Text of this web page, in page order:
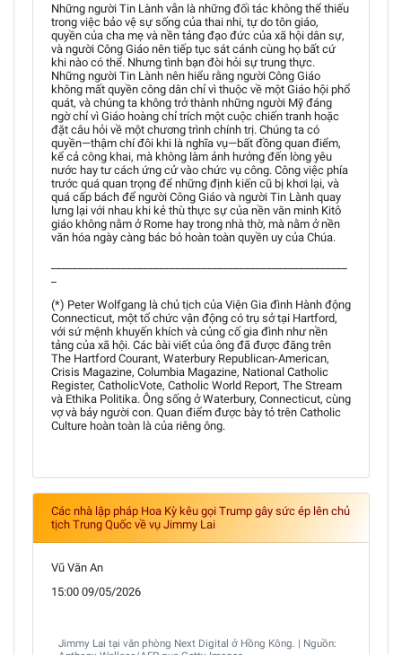
Những người Tin Lành vẫn là những đối tác không thể thiếu
trong việc bảo vệ sự sống của thai nhi, tự do tôn giáo,
quyền của cha mẹ và nền tảng đạo đức của xã hội dân sự,
và người Công Giáo nên tiếp tục sát cánh cùng họ bất cứ
khi nào có thể. Nhưng tình bạn đòi hỏi sự trung thực.
Những người Tin Lành nên hiểu rằng người Công Giáo
không mất quyền công dân chỉ vì thuộc về một Giáo hội phổ
quát, và chúng ta không trở thành những người Mỹ đáng
ngờ chỉ vì Giáo hoàng chỉ trích một cuộc chiến tranh hoặc
đặt câu hỏi về một chương trình chính trị. Chúng ta có
quyền—thậm chí đôi khi là nghĩa vụ—bất đồng quan điểm,
kể cả công khai, mà không làm ảnh hưởng đến lòng yêu
nước hay tư cách ứng cử vào chức vụ công. Công việc phía
trước quá quan trọng để những định kiến cũ bị khơi lại, và
quá cấp bách để người Công Giáo và người Tin Lành quay
lưng lại với nhau khi kẻ thù thực sự của nền văn minh Kitô
giáo không nằm ở Rome hay trong nhà thờ, mà nằm ở nền
văn hóa ngày càng bác bỏ hoàn toàn quyền uy của Chúa.
(*) Peter Wolfgang là chủ tịch của Viện Gia đình Hành động
Connecticut, một tổ chức vận động có trụ sở tại Hartford,
với sứ mệnh khuyến khích và củng cố gia đình như nền
tảng của xã hội. Các bài viết của ông đã được đăng trên
The Hartford Courant, Waterbury Republican-American,
Crisis Magazine, Columbia Magazine, National Catholic
Register, CatholicVote, Catholic World Report, The Stream
và Ethika Politika. Ông sống ở Waterbury, Connecticut, cùng
vợ và bảy người con. Quan điểm được bày tỏ trên Catholic
Culture hoàn toàn là của riêng ông.
Các nhà lập pháp Hoa Kỳ kêu gọi Trump gây sức ép lên chủ
tịch Trung Quốc về vụ Jimmy Lai
Vũ Văn An
15:00 09/05/2026
Jimmy Lai tại văn phòng Next Digital ở Hồng Kông. | Nguồn: